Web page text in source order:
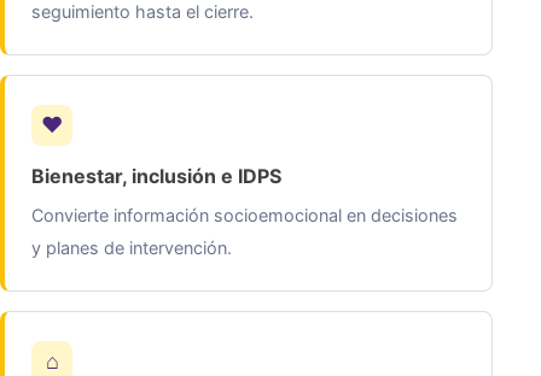
seguimiento hasta el cierre.
Bienestar, inclusión e IDPS
Convierte información socioemocional en decisiones
y planes de intervención.